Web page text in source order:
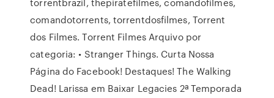
comandotorrents, torrentdosfilmes, Torrent
dos Filmes. Torrent Filmes Arquivo por
categoria: • Stranger Things. Curta Nossa
Página do Facebook! Destaques! The Walking
Dead! Larissa em Baixar Legacies 2ª Temporada